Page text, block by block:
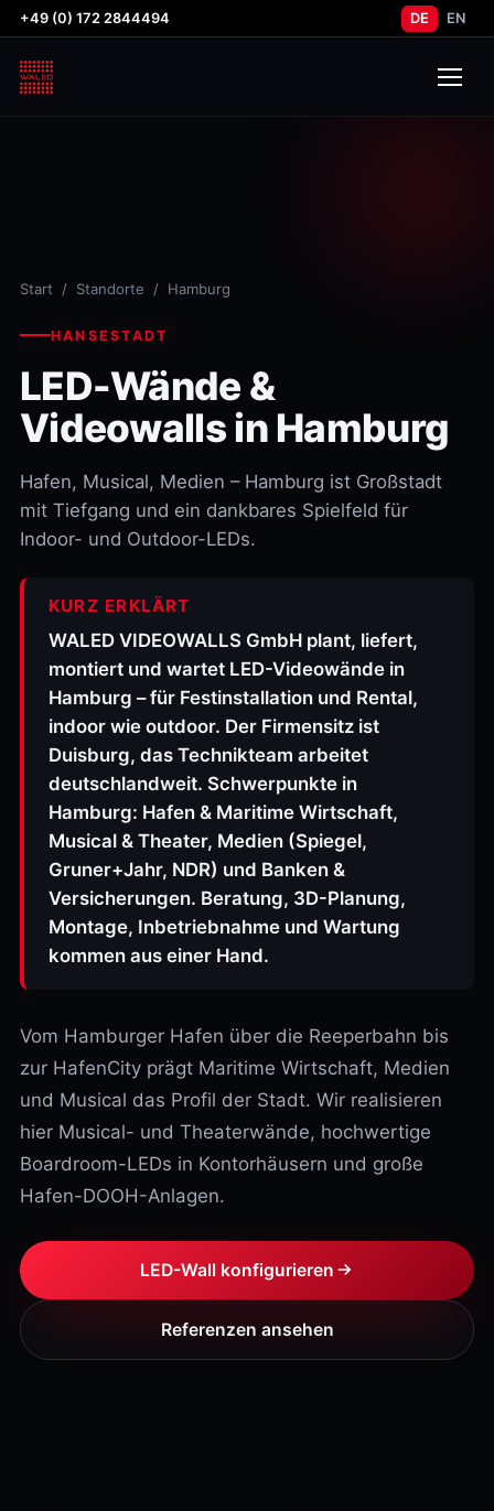
+49 (0) 172 2844494 DE EN
Start / Standorte / Hamburg
HANSESTADT
LED-Wände &
Videowalls in Hamburg
Hafen, Musical, Medien – Hamburg ist Großstadt
mit Tiefgang und ein dankbares Spielfeld für
Indoor- und Outdoor-LEDs.
KURZ ERKLÄRT
WALED VIDEOWALLS GmbH plant, liefert,
montiert und wartet LED-Videowände in
Hamburg – für Festinstallation und Rental,
indoor wie outdoor. Der Firmensitz ist
Duisburg, das Technikteam arbeitet
deutschlandweit. Schwerpunkte in
Hamburg: Hafen & Maritime Wirtschaft,
Musical & Theater, Medien (Spiegel,
Gruner+Jahr, NDR) und Banken &
Versicherungen. Beratung, 3D-Planung,
Montage, Inbetriebnahme und Wartung
kommen aus einer Hand.
Vom Hamburger Hafen über die Reeperbahn bis
zur HafenCity prägt Maritime Wirtschaft, Medien
und Musical das Profil der Stadt. Wir realisieren
hier Musical- und Theaterwände, hochwertige
Boardroom-LEDs in Kontorhäusern und große
Hafen-DOOH-Anlagen.
LED-Wall konfigurieren
Referenzen ansehen